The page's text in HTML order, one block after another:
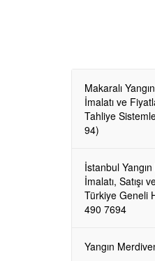
Makaralı
İmalatı ve
Tahliye
94)
İstanbul
İmalatı, Satışı
Türkiye Geneli
490 7694
Yangın